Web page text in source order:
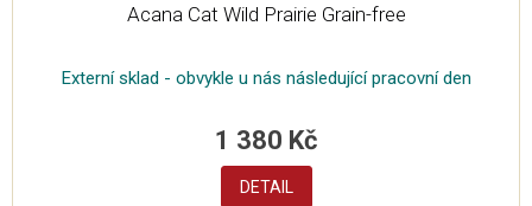
Acana Cat Wild Prairie Grain-free
Externí sklad - obvykle u nás následující pracovní den
1 380 Kč
DETAIL